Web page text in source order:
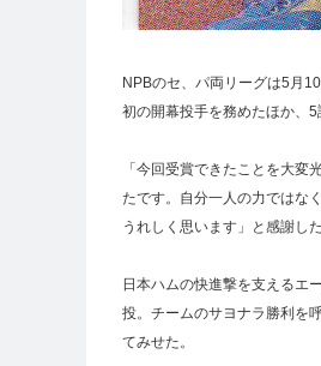
NPBのセ、パ両リーグは5月
初の開幕投手を務めたほか、
「今回受賞できたことを大
たです。自分一人の力ではな
うれしく思います」と感謝した
日本ハムの快進撃を支えるエ
投。チームのサヨナラ勝利を
てみせた。